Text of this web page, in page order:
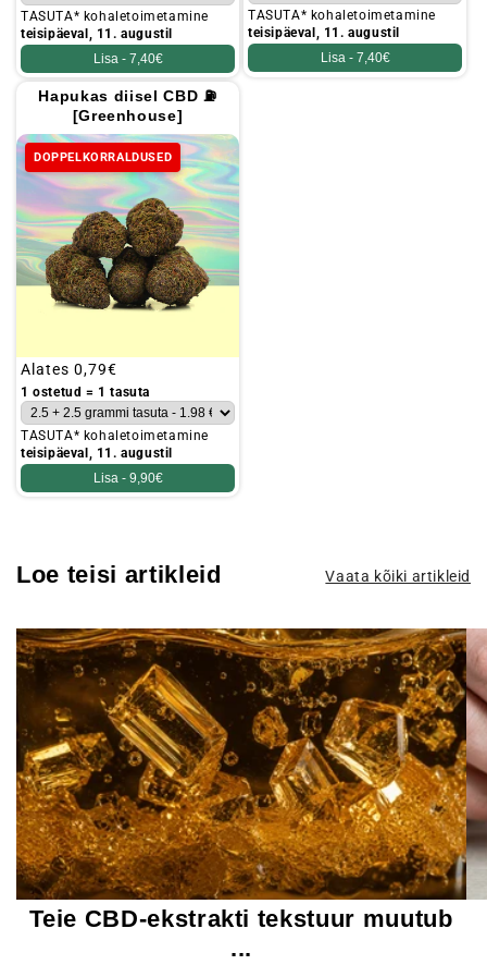
TASUTA* kohaletoimetamine
teisipäeval, 11. augustil
Lisa - 7,40€
TASUTA* kohaletoimetamine
teisipäeval, 11. augustil
Lisa - 7,40€
Hapukas diisel CBD ⛽
[Greenhouse]
DOPPELKORRALDUSED
Tavaline
hind
Alates 0,79€
1 ostetud = 1 tasuta
TASUTA* kohaletoimetamine
teisipäeval, 11. augustil
Lisa - 9,90€
Loe teisi artikleid Vaata kõiki artikleid
Teie CBD-ekstrakti tekstuur muutub
...